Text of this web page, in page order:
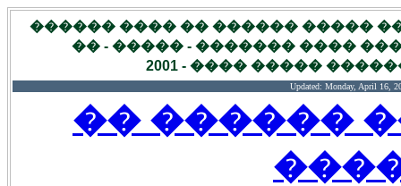
��� ����� ��������:����� ��
����� ����� ������� - ����
������� �����
Updated: Monday, April 16,
����� ����